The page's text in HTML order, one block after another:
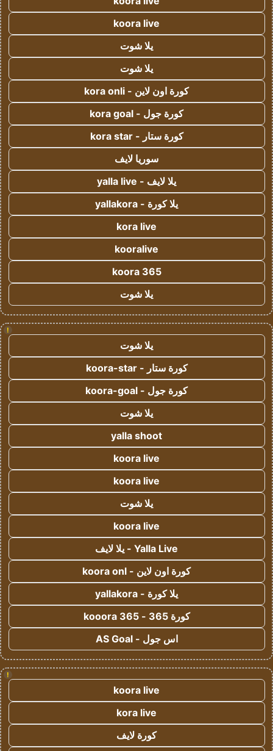
koora live
يلا شوت
يلا شوت
كورة اون لاين - kora onli
كورة جول - kora goal
كورة ستار - kora star
سوريا لايف
يلا لايف - yalla live
يلا كورة - yallakora
kora live
kooralive
koora 365
يلا شوت
!
يلا شوت
كورة ستار - koora-star
كورة جول - koora-goal
يلا شوت
yalla shoot
koora live
koora live
يلا شوت
koora live
Yalla Live - يلا لايف
كورة اون لاين - koora onl
يلا كورة - yallakora
كورة 365 - kooora 365
اس جول - AS Goal
!
koora live
kora live
كورة لايف